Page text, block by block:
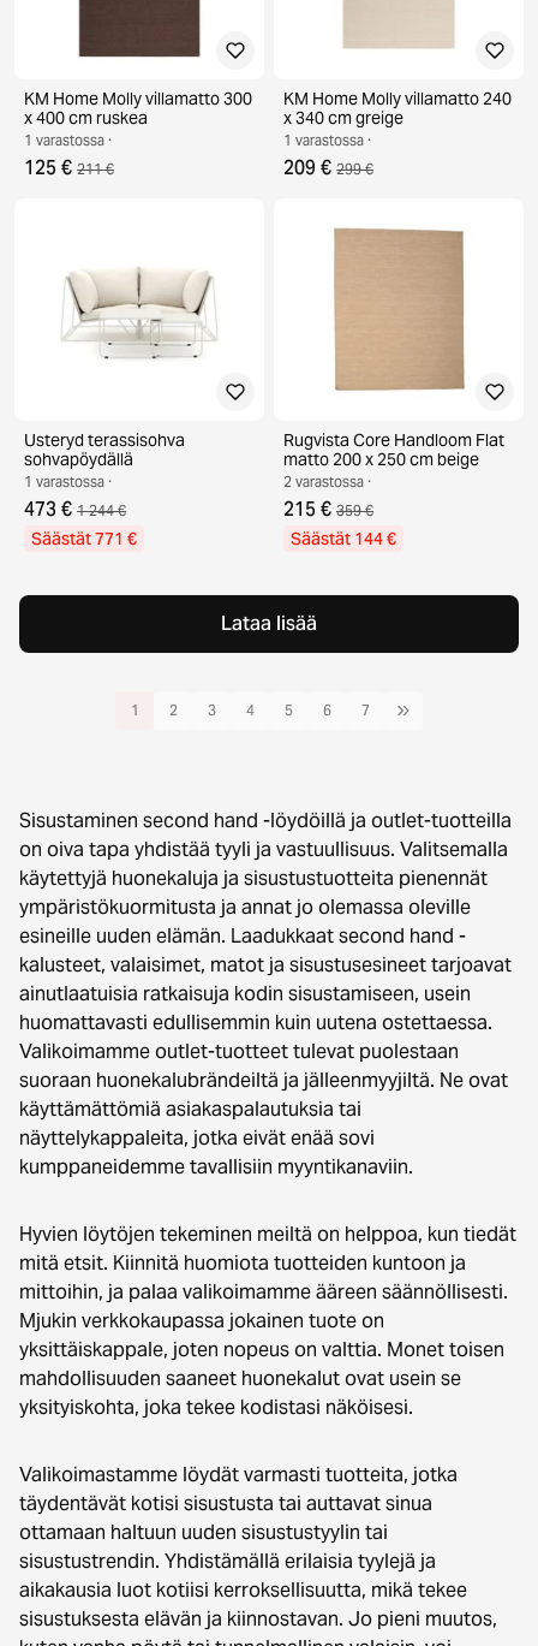
KM Home Molly villamatto 300
x 400 cm ruskea
1 varastossa ·
125 € 211 €
KM Home Molly villamatto 240
x 340 cm greige
1 varastossa ·
209 € 299 €
Usteryd terassisohva
sohvapöydällä
1 varastossa ·
473 € 1 244 €
Säästät 771 €
Rugvista Core Handloom Flat
matto 200 x 250 cm beige
2 varastossa ·
215 € 359 €
Säästät 144 €
Lataa lisää
1 2 3 4 5 6 7
Sisustaminen second hand -löydöillä ja outlet-tuotteilla
on oiva tapa yhdistää tyyli ja vastuullisuus. Valitsemalla
käytettyjä huonekaluja ja sisustustuotteita pienennät
ympäristökuormitusta ja annat jo olemassa oleville
esineille uuden elämän. Laadukkaat second hand -
kalusteet, valaisimet, matot ja sisustusesineet tarjoavat
ainutlaatuisia ratkaisuja kodin sisustamiseen, usein
huomattavasti edullisemmin kuin uutena ostettaessa.
Valikoimamme outlet-tuotteet tulevat puolestaan
suoraan huonekalubrändeiltä ja jälleenmyyjiltä. Ne ovat
käyttämättömiä asiakaspalautuksia tai
näyttelykappaleita, jotka eivät enää sovi
kumppaneidemme tavallisiin myyntikanaviin.
Hyvien löytöjen tekeminen meiltä on helppoa, kun tiedät
mitä etsit. Kiinnitä huomiota tuotteiden kuntoon ja
mittoihin, ja palaa valikoimamme ääreen säännöllisesti.
Mjukin verkkokaupassa jokainen tuote on
yksittäiskappale, joten nopeus on valttia. Monet toisen
mahdollisuuden saaneet huonekalut ovat usein se
yksityiskohta, joka tekee kodistasi näköisesi.
Valikoimastamme löydät varmasti tuotteita, jotka
täydentävät kotisi sisustusta tai auttavat sinua
ottamaan haltuun uuden sisustustyylin tai
sisustustrendin. Yhdistämällä erilaisia tyylejä ja
aikakausia luot kotiisi kerroksellisuutta, mikä tekee
sisustuksesta elävän ja kiinnostavan. Jo pieni muutos,